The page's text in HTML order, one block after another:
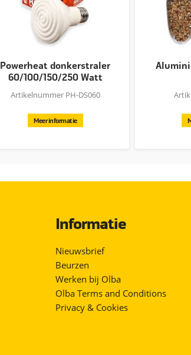
Powerheat donkerstraler
60/100/150/250 Watt
Artikelnummer PH-DS060
Meer informatie
Informatie
Nieuwsbrief
Beurzen
Werken bij Olba
Olba Terms and Conditions
Privacy & Cookies